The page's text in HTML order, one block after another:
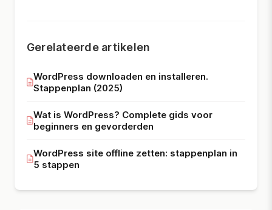
Gerelateerde artikelen
WordPress downloaden en installeren.
Stappenplan (2025)
Wat is WordPress? Complete gids voor
beginners en gevorderden
WordPress site offline zetten: stappenplan in
5 stappen